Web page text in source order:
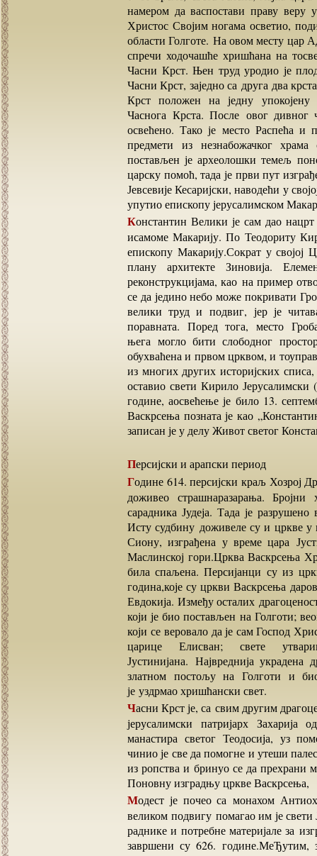
намером да васпостави праву веру
Христос Својим ногама осветио,
области Голготе. На овом месту цар
спречи ходочашће хришћана на
Часни Крст. Њен труд уродио је
Часни Крст, заједно са друга два
Крст положен на једну
Часнога Крста. После овог
освећено. Тако је место Распећа и
предмети из незнабожачког
постављен је археолошки темељ
царску помоћ, тада је први пут
Јевсевије Кесаријски, наводећи у
упутио епископу јерусалимском
Константин Велики је сам дао нацрт заизградњу цркве, али је у томе велику слободу дао
исамоме Макарију. По Теодориту
епископу Макарију.Сократ у својој
плану архитекте Зиновија.
реконструкцијама, као на пример
се да једино небо може покривати
велики труд и подвиг, јер је
поравната. Поред тога, место
њега могло бити слободног
обухваћена и првом црквом, и
из многих других историјских
оставио свети Кирило
године, аосвећење је било 13.
Васкрсења позната је као
записан је у делу Живот светог
Персијски и арапски период
Године 614. персијски краљ Хозрој Други освојио је Јерусалим. Том приликом Јерусалим је
доживео страшнаразарања.
сарадника Јудеја. Тада је
Исту судбину доживеле су и цркве у
Сиону, изграђена у време цара
Маслинској гори.Црква Васкрсења
била спаљена. Персијанци су из
година,које су цркви Васкрсења
Евдокија. Између осталих
који је био постављен на Голготи;
који се веровало да је сам Господ
царице Елисван; свете
Јустинијана. Највреднија
златном постољу на Голготи и
је уздрмао хришћански свет.
Часни Крст је, са свим другим драгоценостима, однесен у главни град Персијског царства, а
јерусалимски патријарх
манастира светог Теодосија, уз
чинио је све да помогне и утеши
из ропства и бринуо се да прехрани
Поновну изградњу цркве Васкрсења,
Модест је почео са монахом Антиохом, сакупљајући помоћ на читавом Истоку. У том
великом подвигу помагао им је
раднике и потребне материјале за
завршени су 626. године.МеЂутим,